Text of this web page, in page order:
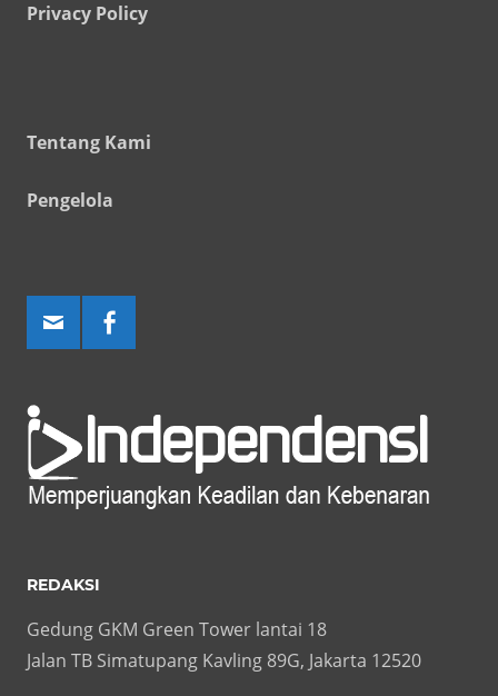
Privacy Policy
Tentang Kami
Pengelola
REDAKSI
Gedung GKM Green Tower lantai 18
Jalan TB Simatupang Kavling 89G, Jakarta 12520